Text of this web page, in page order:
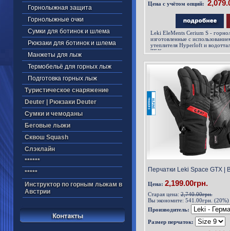
Горнолыжная защита
Горнолыжные очки
Сумки для ботинок и шлема
Рюкзаки для ботинок и шлема
Манжеты для лыж
Термобельё для горных лыж
Подготовка горных лыж
Туристическое снаряжение
Deuter | Рюкзаки Deuter
Cумки и чемоданы
Беговые лыжи
Cквош Squash
Cлэклайн
******
*****
Инструктор по горным лыжам в
Австрии
Цена с учётом опций:
Leki EleMents Cerium S -
изготовленные c
утеплителя Hyperloft и
TEX
Перчатки Leki Space GTX |
Цена: 2,199.00грн.
Старая цена:2,740.00грн.
Вы экономите: 541.00грн. (20%)
Производитель:
Размер перчаток: